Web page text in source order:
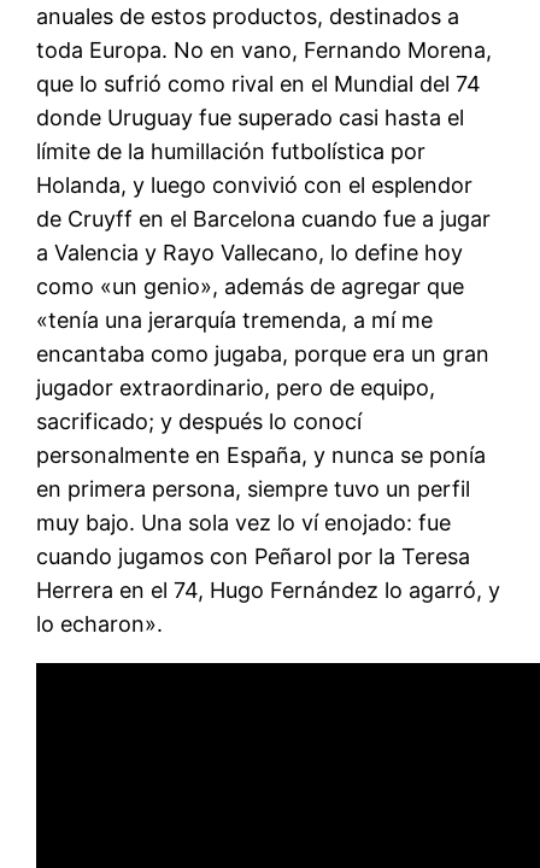
anuales de estos productos, destinados a
toda Europa. No en vano, Fernando Morena,
que lo sufrió como rival en el Mundial del 74
donde Uruguay fue superado casi hasta el
límite de la humillación futbolística por
Holanda, y luego convivió con el esplendor
de Cruyff en el Barcelona cuando fue a jugar
a Valencia y Rayo Vallecano, lo define hoy
como «un genio», además de agregar que
«tenía una jerarquía tremenda, a mí me
encantaba como jugaba, porque era un gran
jugador extraordinario, pero de equipo,
sacrificado; y después lo conocí
personalmente en España, y nunca se ponía
en primera persona, siempre tuvo un perfil
muy bajo. Una sola vez lo ví enojado: fue
cuando jugamos con Peñarol por la Teresa
Herrera en el 74, Hugo Fernández lo agarró, y
lo echaron».